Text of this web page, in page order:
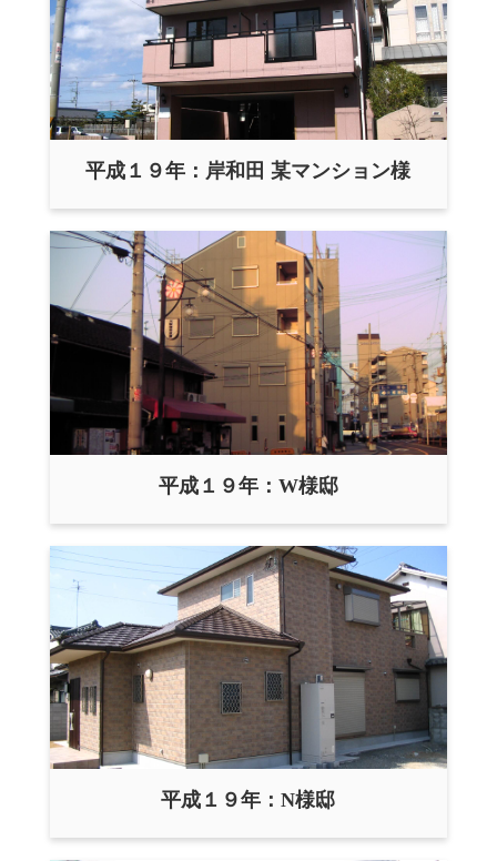
平成１９年：岸和田 某マンション様
平成１９年：W様邸
平成１９年：N様邸